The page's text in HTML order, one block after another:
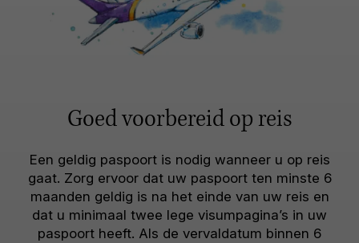
Goed voorbereid op reis
Een geldig paspoort is nodig wanneer u op reis
gaat. Zorg ervoor dat uw paspoort ten minste 6
maanden geldig is na het einde van uw reis en
dat u minimaal twee lege visumpagina’s in uw
paspoort heeft. Als de vervaldatum binnen 6